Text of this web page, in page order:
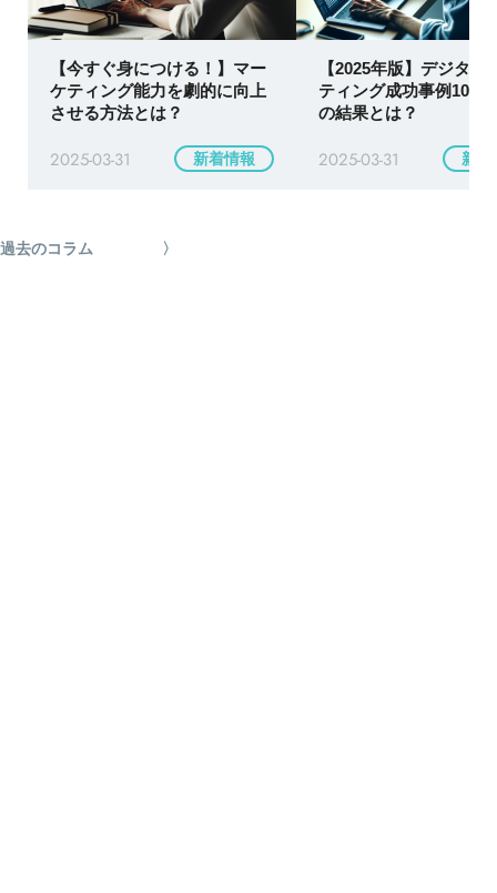
【今すぐ身につける！】マー
ケティング能力を劇的に向上
させる方法とは？
2025-03-31 新着情報
【2025年版】デジタル
ティング成功事例10選
の結果とは？
2025-03-31 新着
過去のコラム 〉